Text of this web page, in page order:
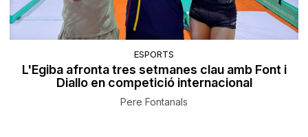
ESPORTS
L'Egiba afronta tres setmanes clau amb Font i
Diallo en competició internacional
Pere Fontanals